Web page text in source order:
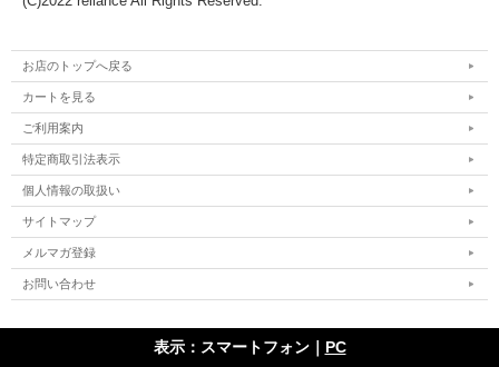
お店のトップへ戻る
カートを見る
ご利用案内
特定商取引法表示
個人情報の取扱い
サイトマップ
メルマガ登録
お問い合わせ
表示：スマートフォン｜ PC